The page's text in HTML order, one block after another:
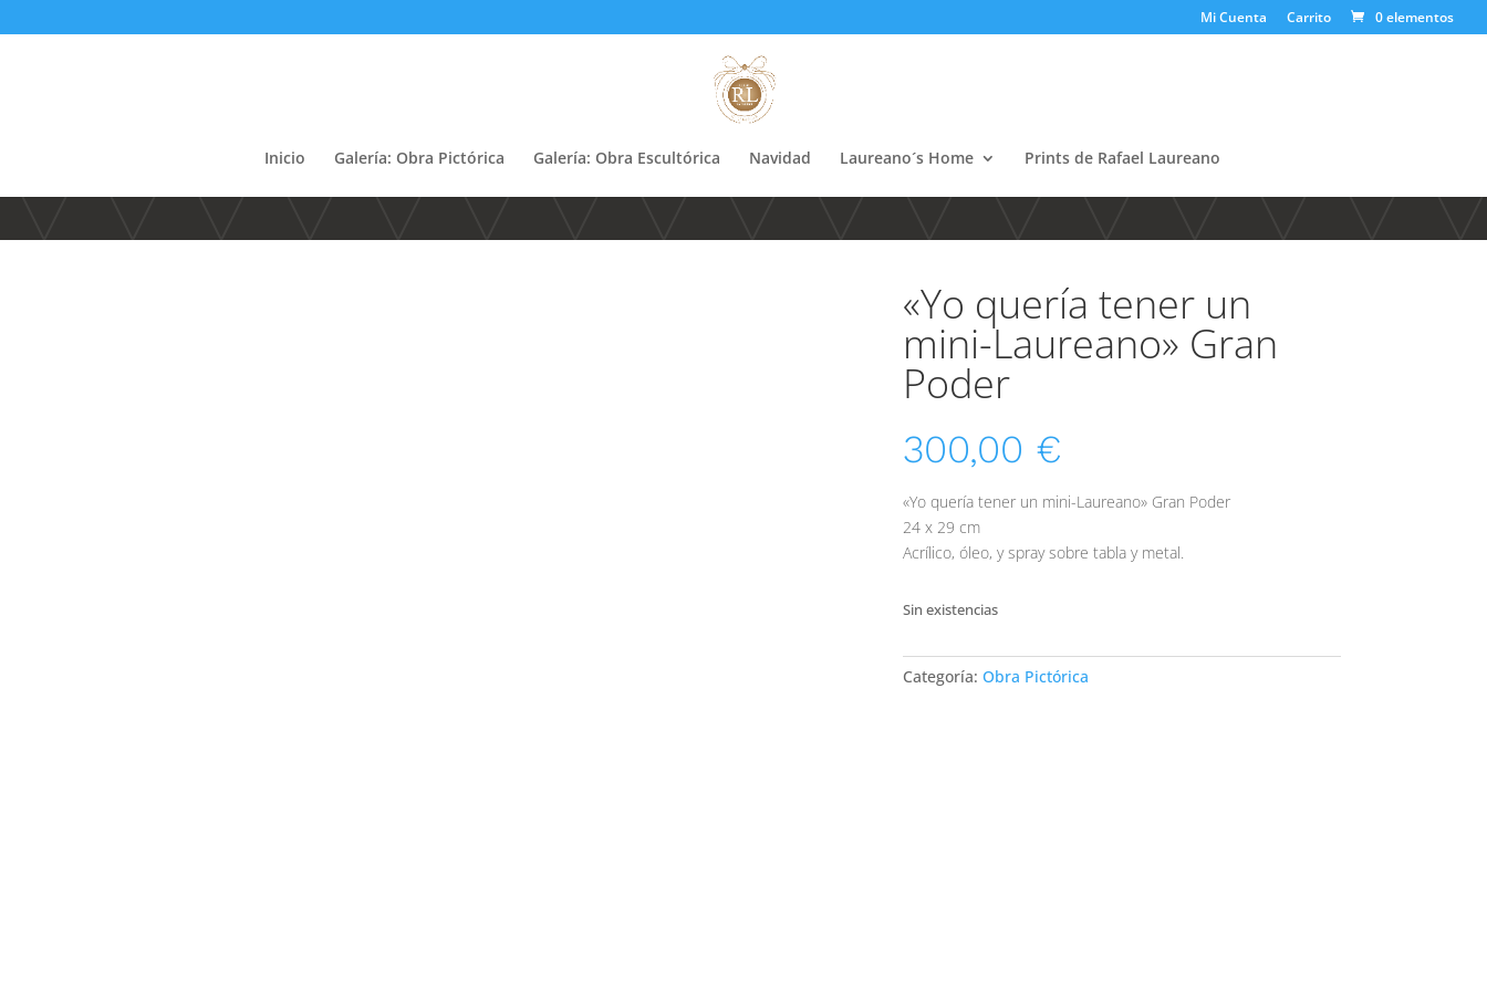
Mi Cuenta Carrito 0 elementos
Inicio Galería: Obra Pictórica Galería: Obra Escultórica Navidad Laureano´s Home Prints de Rafael Laureano
«Yo quería tener un
mini-Laureano» Gran
Poder
300,00 €
«Yo quería tener un mini-Laureano» Gran Poder
24 x 29 cm
Acrílico, óleo, y spray sobre tabla y metal.
Sin existencias
Categoría: Obra Pictórica